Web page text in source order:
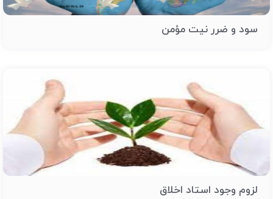
سود و ضرر نیت مؤمن
لزوم وجود استاد اخلاق